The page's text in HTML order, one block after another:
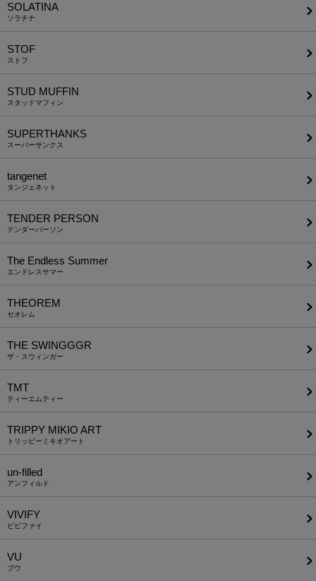
SOLATINA
ソラチナ
STOF
ストフ
STUD MUFFIN
スタッドマフィン
SUPERTHANKS
スーパーサンクス
tangenet
タンジェネット
TENDER PERSON
テンダーパーソン
The Endless Summer
エンドレスサマー
THEOREM
セオレム
THE SWINGGGR
ザ・スウィンガー
TMT
ティーエムティー
TRIPPY MIKIO ART
トリッピーミキオアート
un-filled
アンフィルド
VIVIFY
ビビファイ
VU
ブウ